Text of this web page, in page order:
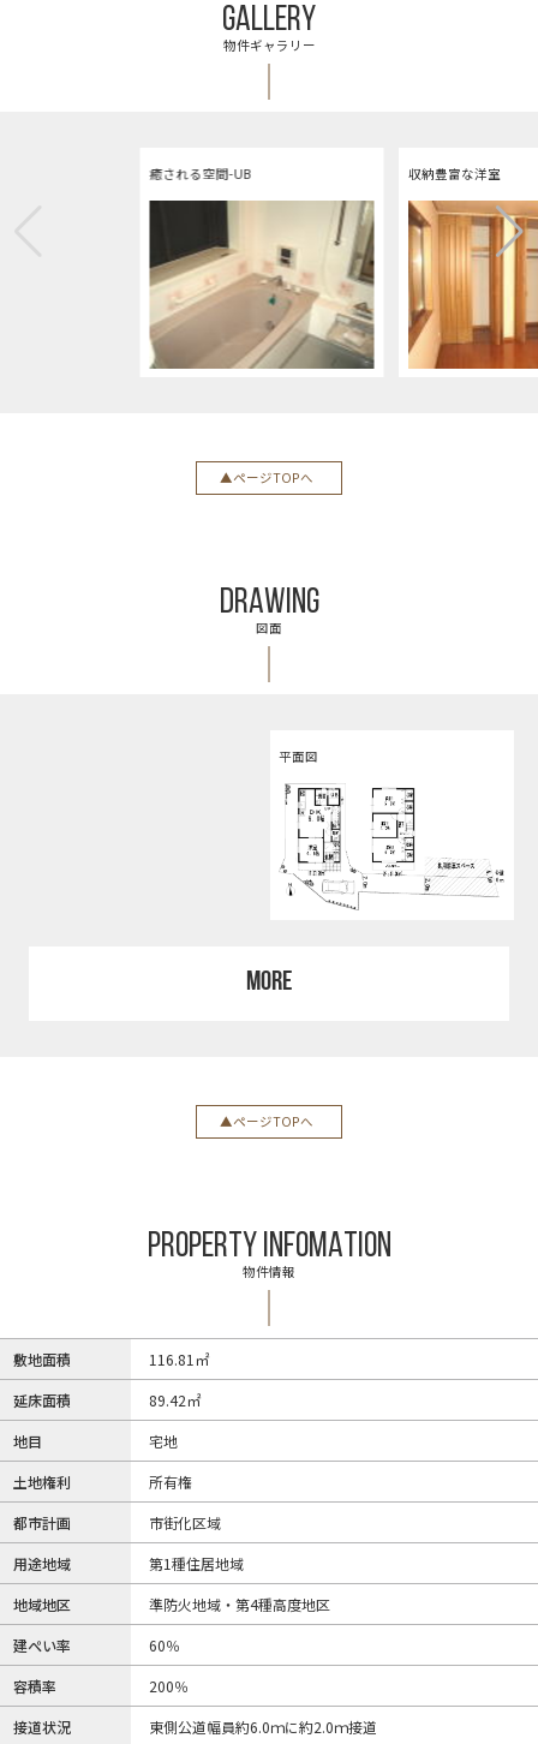
GALLERY
物件ギャラリー
癒される空間-UB 収納豊富な洋室
ページTOPへ
DRAWING
図面
平面図
MORE
ページTOPへ
PROPERTY INFOMATION
物件情報
敷地面積
116.81㎡
延床面積
89.42㎡
地目
宅地
土地権利
所有権
都市計画
市街化区域
用途地域
第1種住居地域
地域地区
準防火地域・第4種高度地区
建ぺい率
60％
容積率
200％
接道状況
東側公道幅員約6.0ｍに約2.0ｍ接道